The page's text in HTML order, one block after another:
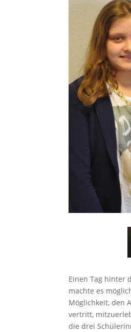
Einen Tag hinter
machte es
Möglichkeit, den
vertritt,
die drei